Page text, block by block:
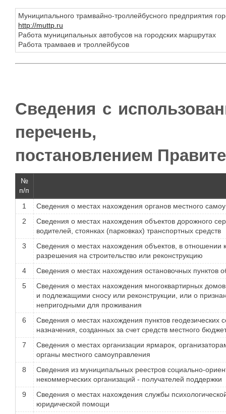
Муниципального трамвайно-троллейбусного предприятия
http://muttp.ru
Работа муниципальных автобусов на городских маршрутах
Работа трамваев и троллейбусов
Cведения с
перечень,
постановлением
№
п/п
1
Сведения о местах нахождения органов местного
2
Сведения о местах нахождения объектов дорожного
водителей, стоянках (парковках) транспортных средств
3
Сведения о местах нахождения объектов, в отношении
разрешения на строительство или реконструкцию
4
Сведения о местах нахождения остановочных пунктов
5
Сведения о местах нахождения многоквартирных
и подлежащими сносу или реконструкции, или о
непригодными для проживания
6
Сведения о местах нахождения пунктов геодезических
назначения, созданных за счет средств местного
7
Сведения о местах организации ярмарок,
органы местного самоуправления
8
Сведения из муниципальных реестров социально-
некоммерческих организаций - получателей поддержки
9
Сведения о местах нахождения службы
юридической помощи